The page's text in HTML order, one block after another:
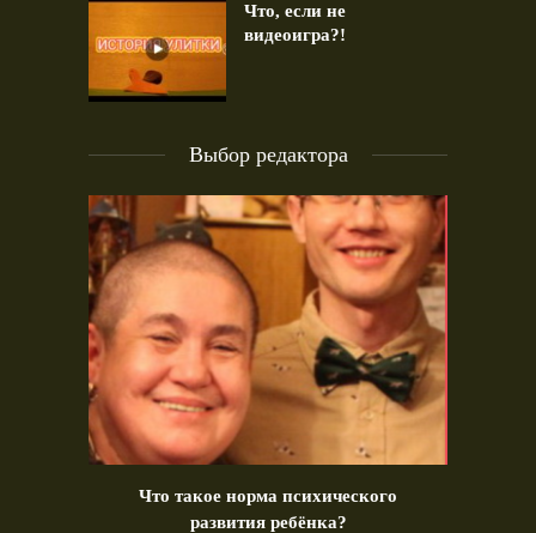
Что, если не
видеоигра?!
Выбор редактора
Что такое норма психического
развития ребёнка?